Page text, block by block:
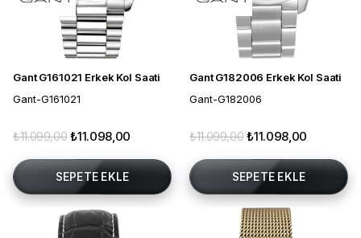
Gant G161021 Erkek Kol Saati
Gant-G161021
₺11.098,00
₺11.099,00
SEPETE EKLE
Gant G182006 Erkek Kol Saati
Gant-G182006
₺11.098,00
₺11.099,00
SEPETE EKLE